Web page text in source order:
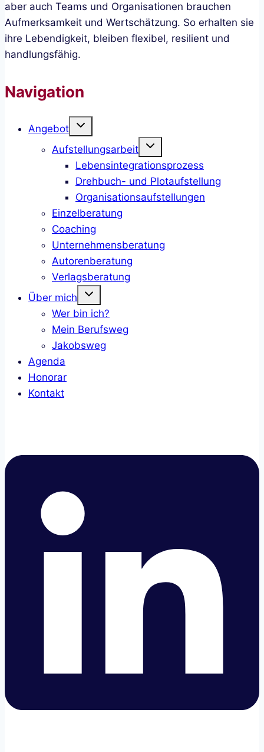
aber auch Teams und Organisationen brauchen
Aufmerksamkeit und Wertschätzung. So erhalten sie
ihre Lebendigkeit, bleiben flexibel, resilient und
handlungsfähig.
Navigation
Angebot
Untermenü
umschalten
Aufstellungsarbeit
Untermenü
umschalten
Lebensintegrationsprozess
Drehbuch- und Plotaufstellung
Organisationsaufstellungen
Einzelberatung
Coaching
Unternehmensberatung
Autorenberatung
Verlagsberatung
Über mich
Untermenü
umschalten
Wer bin ich?
Mein Berufsweg
Jakobsweg
Agenda
Honorar
Kontakt